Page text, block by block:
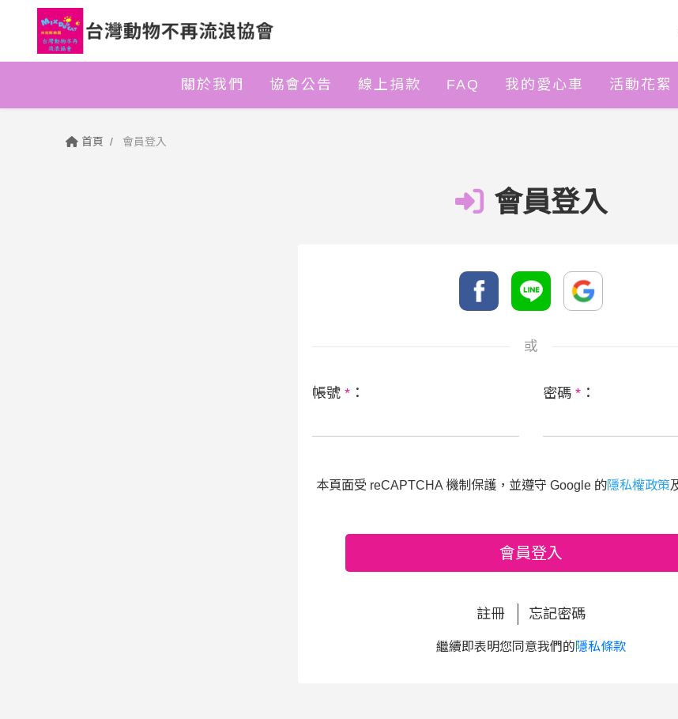
關於我們 協會公告 線上捐款 FAQ 我的愛心車 活動花絮
首頁 會員登入
會員登入
或
帳號 * ： 密碼 * ：
本頁面受 reCAPTCHA 機制保護，並遵守 Google 的隱私權政策
會員登入
註冊 忘記密碼
繼續即表明您同意我們的隱私條款